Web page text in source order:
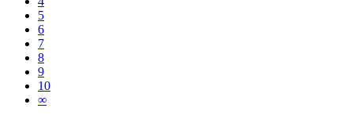
5
6
7
8
9
10
∞